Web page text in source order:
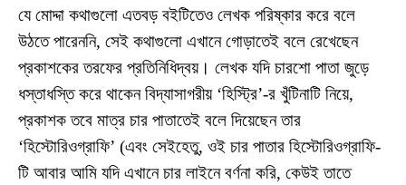
যে মোদ্দা কথাগুলো এতবড় বইটিতেও লেখক পরিষ্কার করে বলে
উঠতে পারেননি, সেই কথাগুলো এখানে গোড়াতেই বলে রেখেছেন
প্রকাশকের তরফের প্রতিনিধিদ্বয়। লেখক যদি চারশো পাতা জুড়ে
ধস্তাধস্তি করে থাকেন বিদ্যাসাগরীয় ‘হিস্ট্রি’-র খুঁটিনাটি নিয়ে,
প্রকাশক তবে মাত্র চার পাতাতেই বলে দিয়েছেন তার
‘হিস্টোরিওগ্রাফি’ (এবং সেইহেতু, ওই চার পাতার হিস্টোরিওগ্রাফি-
টি আবার আমি যদি এখানে চার লাইনে বর্ণনা করি, কেউই তাতে